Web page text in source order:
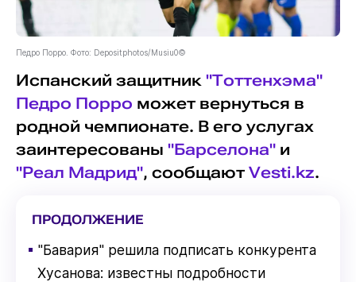
Педро Порро. Фото: Depositphotos/Musiu0©
Испанский защитник "Тоттенхэма"
Педро Порро может вернуться в
родной чемпионате. В его услугах
заинтересованы "Барселона"и
"Реал Мадрид", сообщают Vesti.kz.
ПРОДОЛЖЕНИЕ
▪ "Бавария" решила подписать конкурента
Хусанова: известны подробности